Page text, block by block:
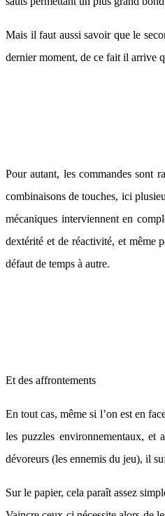
Mais il faut aussi savoir que le
dernier moment, de ce fait il arrive
Pour autant, les commandes sont
combinaisons de touches, ici
mécaniques interviennent en
dextérité et de réactivité, et même
défaut de temps à autre.
Et des affrontements
En tout cas, même si l’on est en
les puzzles environnementaux, et
dévoreurs (les ennemis du jeu), il
Sur le papier, cela paraît assez